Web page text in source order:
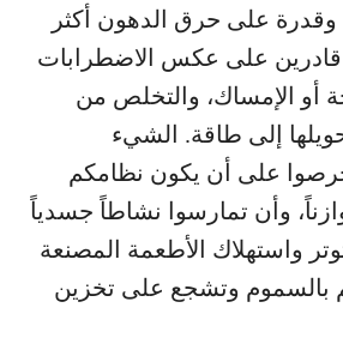
على حرق الدهون أكثر
قادرين على عكس الاضطرابات
أو الإمساك، والتخلص من
إلى طاقة. الشيء
على أن يكون نظامكم
وأن تمارسوا نشاطاً جسدياً
واستهلاك الأطعمة المصنعة
بالسموم وتشجع على تخزين